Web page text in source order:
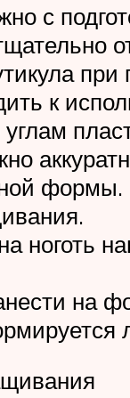
с
к
формы.
ноготь
на